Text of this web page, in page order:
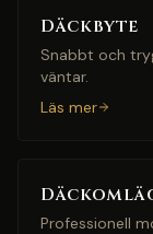
Däckbyte
Snabbt och
väntar.
Läs mer
Professionell